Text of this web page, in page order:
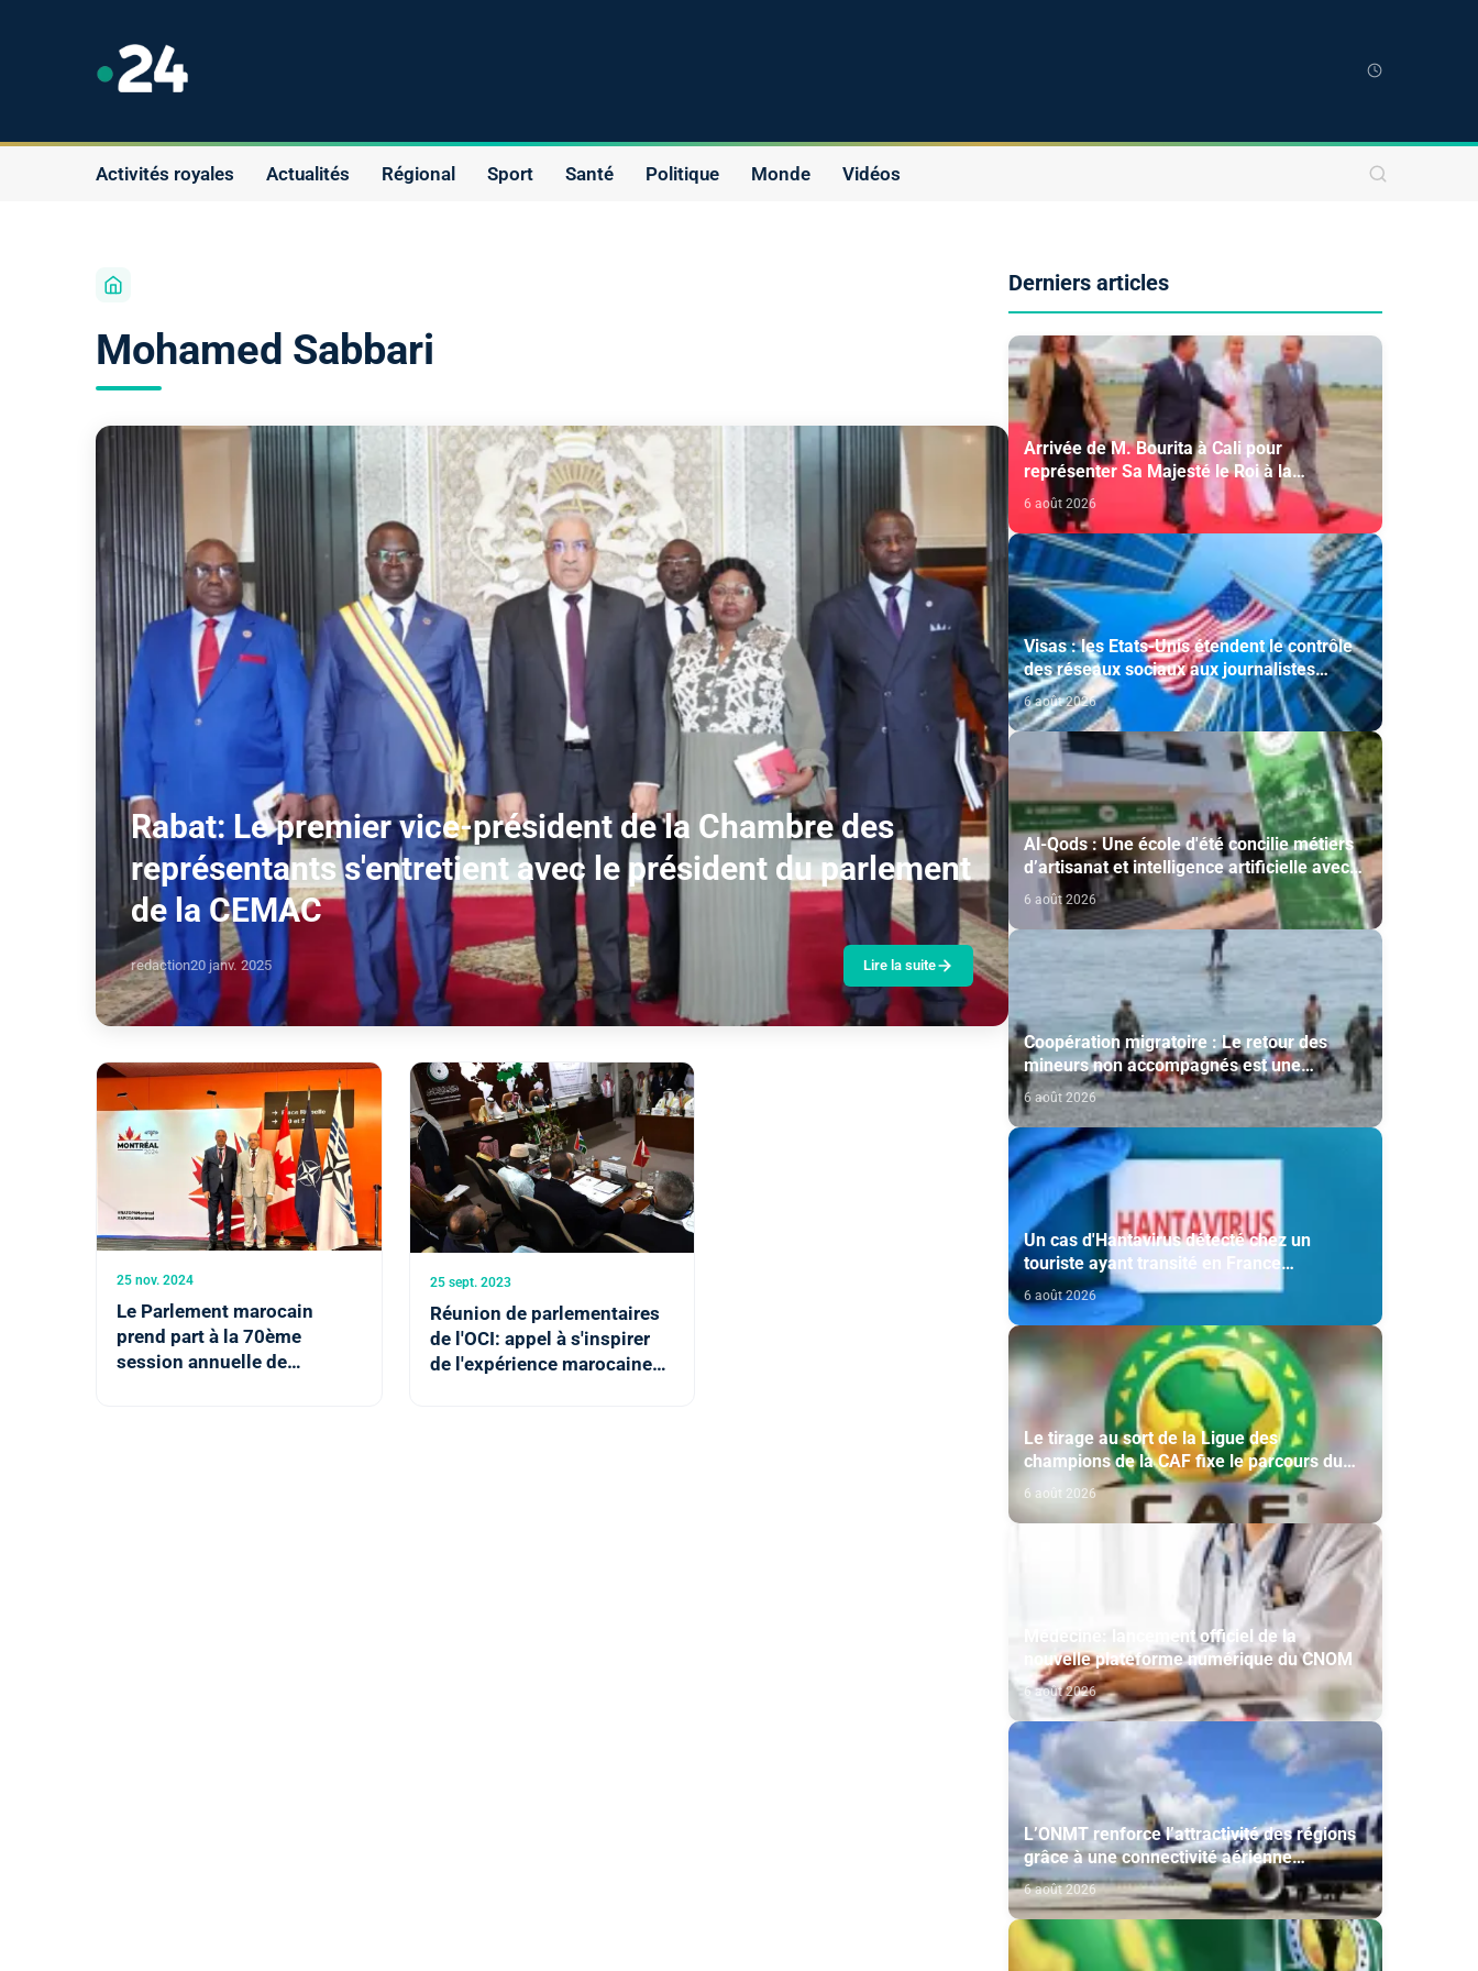
Activités royales Actualités Régional Sport Santé Politique Monde Vidéos
Mohamed Sabbari
Rabat: Le premier vice-président de la Chambre des
représentants s'entretient avec le président du parlement
de la CEMAC
redaction20 janv. 2025 Lire la suite
25 nov. 2024
Le Parlement marocain
prend part à la 70ème
session annuelle de
25 sept. 2023
Réunion de parlementaires
de l'OCI: appel à s'inspirer
de l'expérience marocaine
Derniers articles
Arrivée de M. Bourita à Cali pour
représenter Sa Majesté le Roi à la
cérémonie d'investiture du nouveau
président colombien
6 août 2026
Visas : les Etats-Unis étendent le contrôle
des réseaux sociaux aux journalistes
étrangers
6 août 2026
Al-Qods : Une école d'été concilie métiers
d’artisanat et intelligence artificielle avec
le soutien de l'Agence Bayt Mal Al-Qods
Acharif
6 août 2026
Coopération migratoire : Le retour des
mineurs non accompagnés est une
question de principe basée sur les Hautes
Instructions Royales (source diplomatique)
6 août 2026
Un cas d'Hantavirus détecté chez un
touriste ayant transité en France
(ministère)
6 août 2026
Le tirage au sort de la Ligue des
champions de la CAF fixe le parcours du
Maghreb de Fès et de la RS Berkane
6 août 2026
Médecine: lancement officiel de la
nouvelle plateforme numérique du CNOM
6 août 2026
L’ONMT renforce l’attractivité des régions
grâce à une connectivité aérienne
historique de Ryanair
6 août 2026